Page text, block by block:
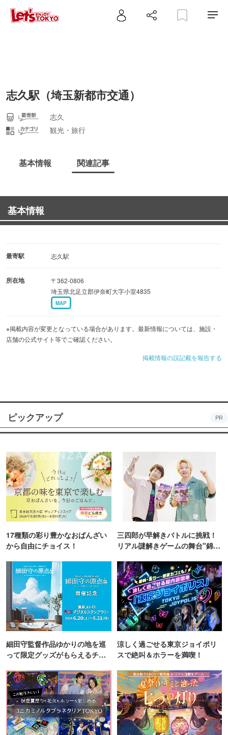
志久駅（埼玉新都市交通）
志久
観光・旅行
基本情報 関連記事
基本情報
最寄駅 志久駅
所在地
〒362-0806
埼玉県北足立郡伊奈町大字小室4835
MAP
※掲載内容が変更となっている場合があります。最新情報については、施設・
店舗の公式サイト等でご確認ください。
掲載情報の誤記載を報告する
ピックアップ PR
17種類の彩り豊かなおばんざい
から自由にチョイス！
三四郎が早解きバトルに挑戦！
リアル謎解きゲームの舞台"錦糸
細田守監督作品ゆかりの地を巡
って限定グッズがもらえるチャ
涼しく過ごせる東京ジョイポリ
スで絶叫＆ホラーを満喫！